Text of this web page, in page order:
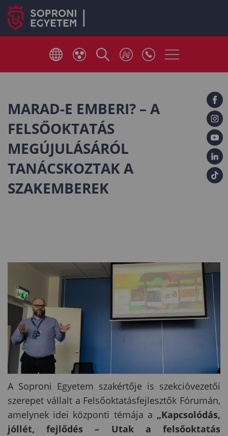
MARAD-E EMBERI? – A
FELSŐOKTATÁS
MEGÚJULÁSÁRÓL
TANÁCSKOZTAK A
SZAKEMBEREK
A Soproni Egyetem szakértője is szekcióvezetői
szerepet vállalt a Felsőoktatásfejlesztők Fórumán,
amelynek idei központi témája a „Kapcsolódás,
jóllét, fejlődés – Utak a felsőoktatás